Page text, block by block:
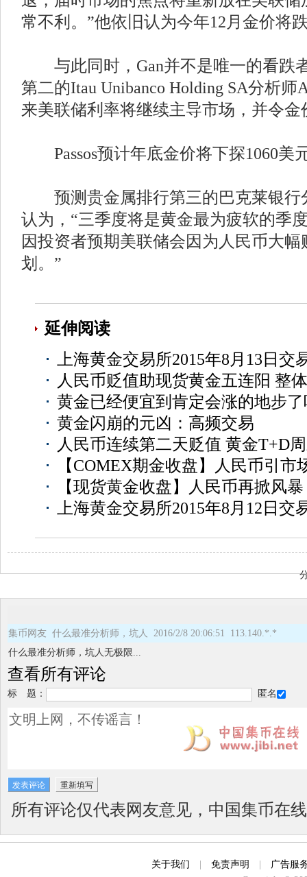
常不利。”他依旧认为今年12月金价将
与此同时，Gan并不是唯一的看跌
第二的Itau Unibanco Holding SA分析师
来美联储利率将继续主导市场，并令金
Passos预计年底金价将下探1060美
预测贵金属排行第三的巴克莱银行
认为，“三季度将是黄金最为疲软的季
因投资者预期美联储会因为人民币大
划。”
延伸阅读
上海黄金交易所2015年8月13日交
人民币贬值助现货黄金五连阳 整
黄金已经便宜到肯定会涨的地步
黄金闪崩的元凶：高频交易
人民币连续第二天贬值 黄金T+D
【COMEX期金收盘】人民币引市
【现货黄金收盘】人民币再掀风
上海黄金交易所2015年8月12日交
集币网友 什么最准分析师，坑人 2016/2/8 20:06:51 113.140.*.*
什么最准分析师，坑人无极限...
查看所有评论
标 题： 匿名
所有评论仅代表网友意见，中国集币在
关于我们 免责声明
广告服